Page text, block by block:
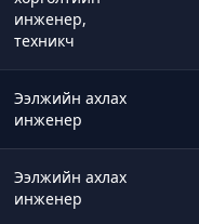
инженер,
техникч
Ээлжийн ахлах
инженер
Ээлжийн ахлах
инженер